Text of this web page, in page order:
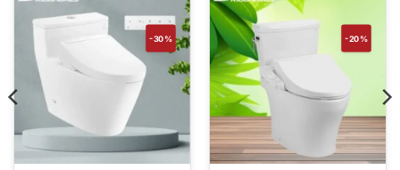
-30% -20%